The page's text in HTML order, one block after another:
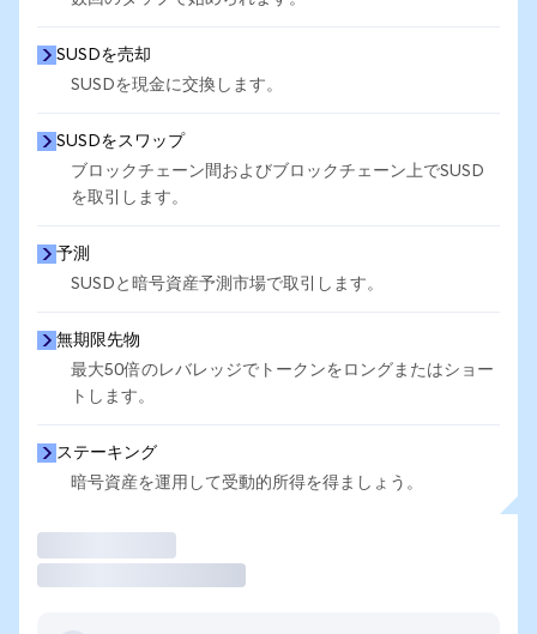
SUSDを売却
SUSDを現金に交換します。
SUSDをスワップ
ブロックチェーン間およびブロックチェーン上でSUSD
を取引します。
予測
SUSDと暗号資産予測市場で取引します。
無期限先物
最大50倍のレバレッジでトークンをロングまたはショー
トします。
ステーキング
暗号資産を運用して受動的所得を得ましょう。